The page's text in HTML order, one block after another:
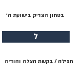
בטחון הצדיק בישועת ה׳
ל
תפילה / בקשת הצלה והודיה